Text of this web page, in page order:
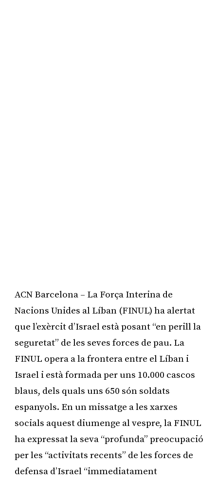
ACN Barcelona – La Força Interina de
Nacions Unides al Líban (FINUL) ha alertat
que l’exèrcit d’Israel està posant “en perill la
seguretat” de les seves forces de pau. La
FINUL opera a la frontera entre el Líban i
Israel i està formada per uns 10.000 cascos
blaus, dels quals uns 650 són soldats
espanyols. En un missatge a les xarxes
socials aquest diumenge al vespre, la FINUL
ha expressat la seva “profunda” preocupació
per les “activitats recents” de les forces de
defensa d’Israel “immediatament